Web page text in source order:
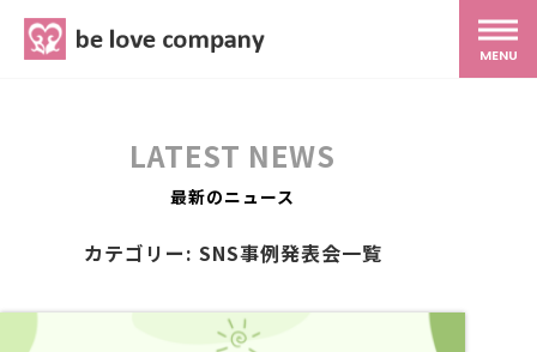
MENU
LATEST NEWS
最新のニュース
カテゴリー: SNS事例発表会一覧